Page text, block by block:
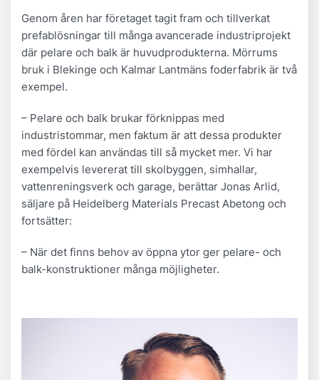
Genom åren har företaget tagit fram och tillverkat
prefablösningar till många avancerade industriprojekt
där pelare och balk är huvudprodukterna. Mörrums
bruk i Blekinge och Kalmar Lantmäns foderfabrik är två
exempel.
– Pelare och balk brukar förknippas med
industristommar, men faktum är att dessa produkter
med fördel kan användas till så mycket mer. Vi har
exempelvis levererat till skolbyggen, simhallar,
vattenreningsverk och garage, berättar Jonas Arlid,
säljare på Heidelberg Materials Precast Abetong och
fortsätter:
– När det finns behov av öppna ytor ger pelare- och
balk-konstruktioner många möjligheter.